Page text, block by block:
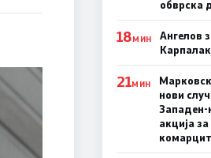
обврска
18МИН
Ангелов
Карпалак
21МИН
нови
Западен-
акција